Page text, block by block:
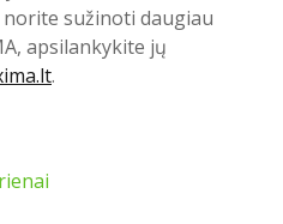
norite sužinoti daugiau
apsilankykite jų
.